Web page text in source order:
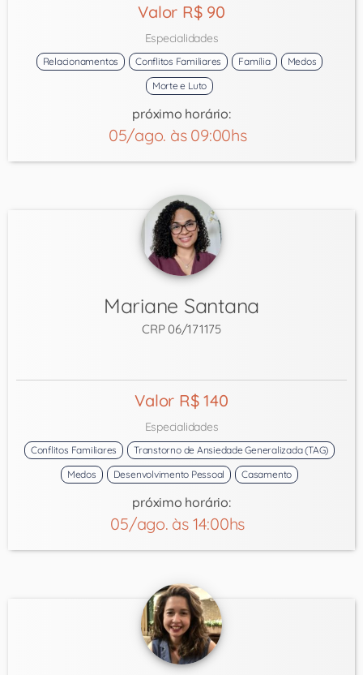
Valor R$ 90
Especialidades
Relacionamentos Conflitos Familiares Família
Medos
Morte e Luto
próximo horário:
05/ago. às 09:00hs
Mariane Santana
CRP 06/171175
Valor R$ 140
Especialidades
Conflitos Familiares
Transtorno de Ansiedade Generalizada (TAG)
Medos
Desenvolvimento Pessoal Casamento
próximo horário:
05/ago. às 14:00hs